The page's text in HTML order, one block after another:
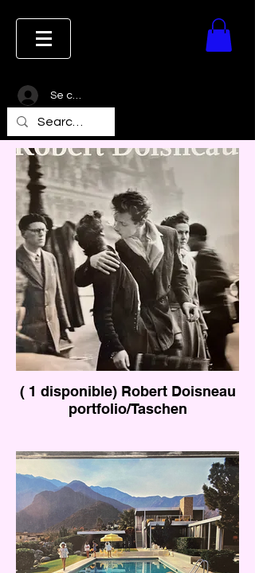
Se connecter
( 1 disponible) Robert Doisneau
portfolio/Taschen